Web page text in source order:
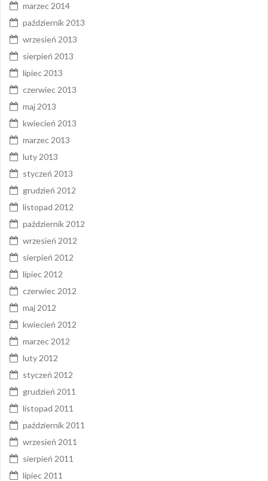
marzec 2014
październik 2013
wrzesień 2013
sierpień 2013
lipiec 2013
czerwiec 2013
maj 2013
kwiecień 2013
marzec 2013
luty 2013
styczeń 2013
grudzień 2012
listopad 2012
październik 2012
wrzesień 2012
sierpień 2012
lipiec 2012
czerwiec 2012
maj 2012
kwiecień 2012
marzec 2012
luty 2012
styczeń 2012
grudzień 2011
listopad 2011
październik 2011
wrzesień 2011
sierpień 2011
lipiec 2011